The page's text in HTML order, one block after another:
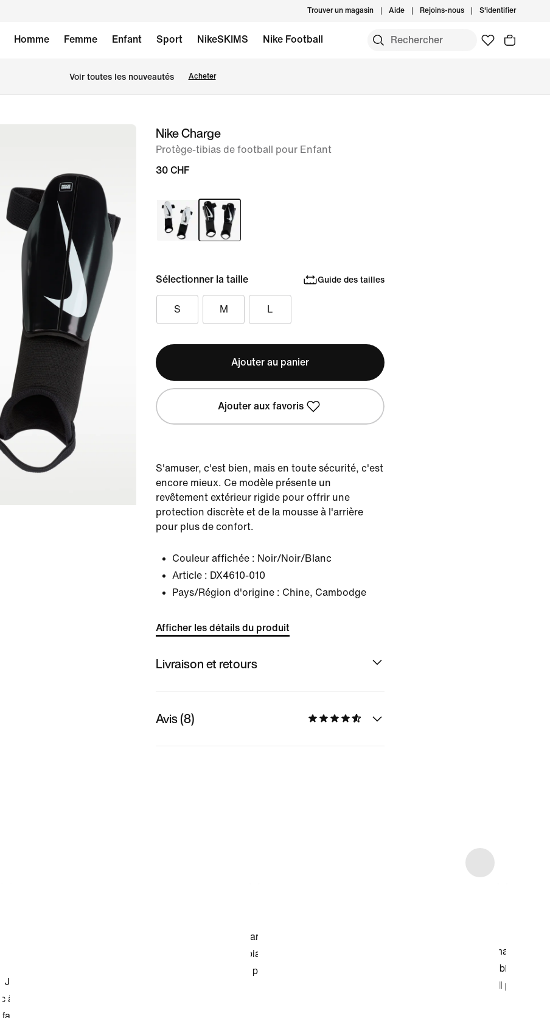
Trouver un magasin Aide Rejoins-nous S'identifier
Homme Femme Enfant Sport NikeSKIMS Nike Football
Voir toutes les nouveautés Acheter
image 1Nike Charge
Protège-tibias de football pour Enfant
30 CHF
Sélectionner la taille Guide des tailles
S M L
Ajouter au panier
Ajouter aux favoris
S'amuser, c'est bien, mais en toute sécurité, c'est
encore mieux. Ce modèle présente un
revêtement extérieur rigide pour offrir une
protection discrète et de la mousse à l'arrière
pour plus de confort.
Couleur affichée : Noir/Noir/Blanc
Article : DX4610-010
Pays/Région d'origine : Chine, Cambodge
Afficher les détails du produit
Livraison et retours
Avis (8)